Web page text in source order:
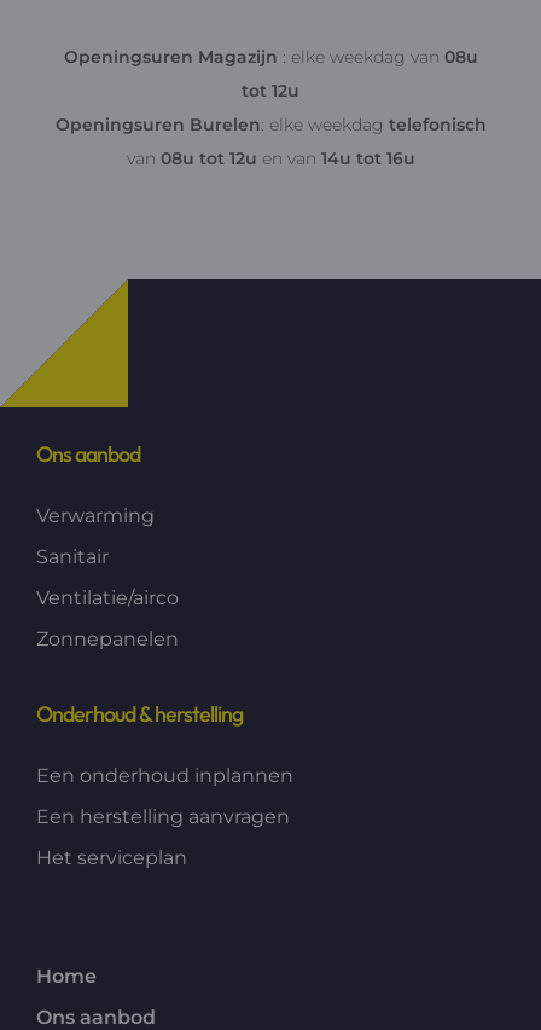
Openingsuren Magazijn : elke weekdag van 08u
tot 12u
Openingsuren Burelen: elke weekdag telefonisch
van 08u tot 12u en van 14u tot 16u
Home
Ons aanbod
Ons aanbod
Verwarming
Sanitair
Ventilatie/airco
Zonnepanelen
Onderhoud & herstelling
Een onderhoud inplannen
Een herstelling aanvragen
Het serviceplan